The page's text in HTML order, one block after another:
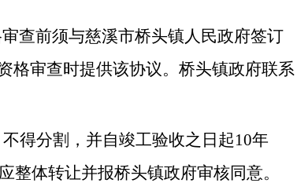
查前须与慈溪市桥头镇人民政府签订
格审查时提供该协议。桥头镇政府联系
得分割，并自竣工验收之日起10年
整体转让并报桥头镇政府审核同意。